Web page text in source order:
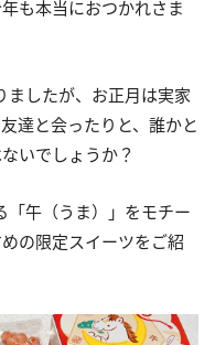
も本当におつかれさま
したが、お正月は実家
達と会ったりと、誰かと
いでしょうか？
午（うま）」をモチー
の限定スイーツをご紹